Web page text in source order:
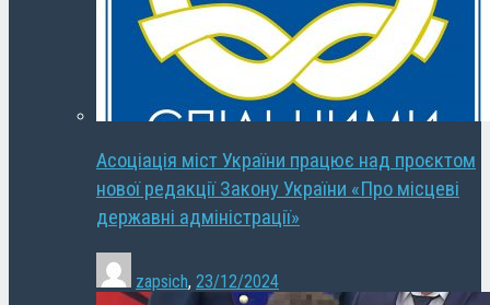
Асоціація міст України працює над проєктом
нової редакції Закону України «Про місцеві
державні адміністрації»
zapsich, 23/12/2024